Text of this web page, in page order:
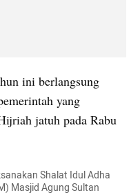
ini berlangsung
yang
jatuh pada Rabu
Shalat Idul Adha
Masjid Agung Sultan